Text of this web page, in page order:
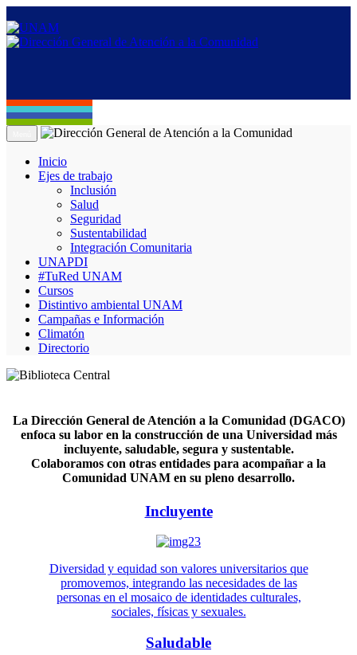
Inicio
Ejes de trabajo
Inclusión
Salud
Seguridad
Sustentabilidad
Integración Comunitaria
UNAPDI
#TuRed UNAM
Cursos
Distintivo ambiental UNAM
Campañas e Información
Climatón
Directorio
La Dirección General de Atención a la Comunidad (DGACO)
enfoca su labor en la construcción de una Universidad más
incluyente, saludable, segura y sustentable.
Colaboramos con otras entidades para acompañar a la
Comunidad UNAM en su pleno desarrollo.
Incluyente
Diversidad y equidad son valores universitarios que
promovemos, integrando las necesidades de las
personas en el mosaico de identidades culturales,
sociales, físicas y sexuales.
Saludable